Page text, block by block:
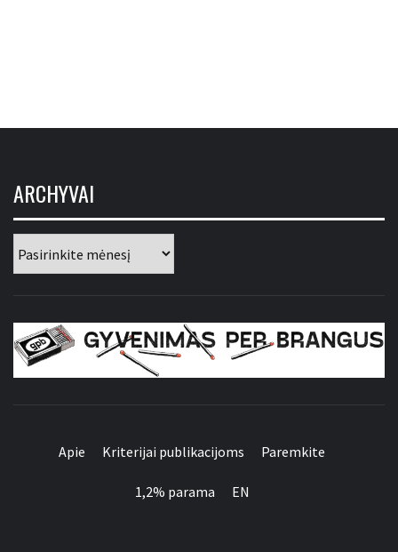
ARCHYVAI
BRANGUS
Apie Kriterijai publikacijoms Paremkite
1,2% parama EN